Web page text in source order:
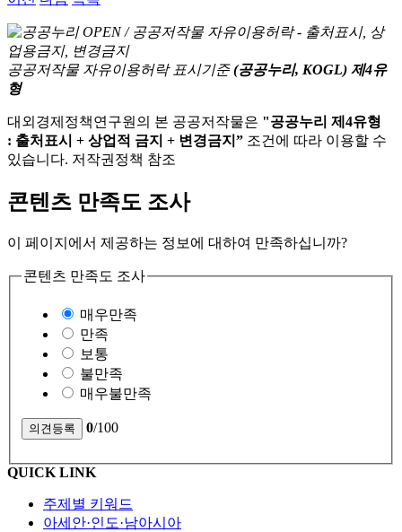
공공저작물 자유이용허락 표시기준 (공공누리, KOGL) 제4유
형
대외경제정책연구원의 본 공공저작물은 "공공누리 제4유형
: 출처표시 + 상업적 금지 + 변경금지” 조건에 따라 이용할 수
있습니다. 저작권정책 참조
콘텐츠 만족도 조사
이 페이지에서 제공하는 정보에 대하여 만족하십니까?
콘텐츠 만족도 조사
매우만족
만족
보통
불만족
매우불만족
0/100
QUICK LINK
주제별 키워드
아세안·인도·남아시아